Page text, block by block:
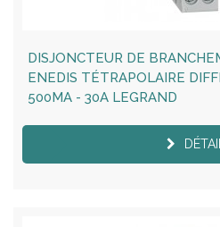
DISJONCTEUR DE
ENEDIS TÉTRAPOLAIRE
500MA - 30A LEGRAND